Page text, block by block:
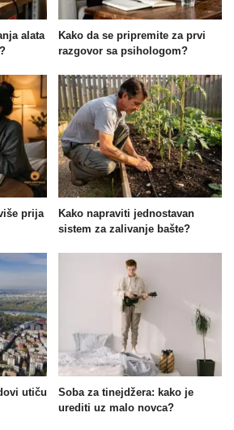
alata
Kako da se pripremite za prvi
razgovor sa psihologom?
prija
Kako napraviti jednostavan
sistem za zalivanje bašte?
utiču
Soba za tinejdžera: kako je
urediti uz malo novca?